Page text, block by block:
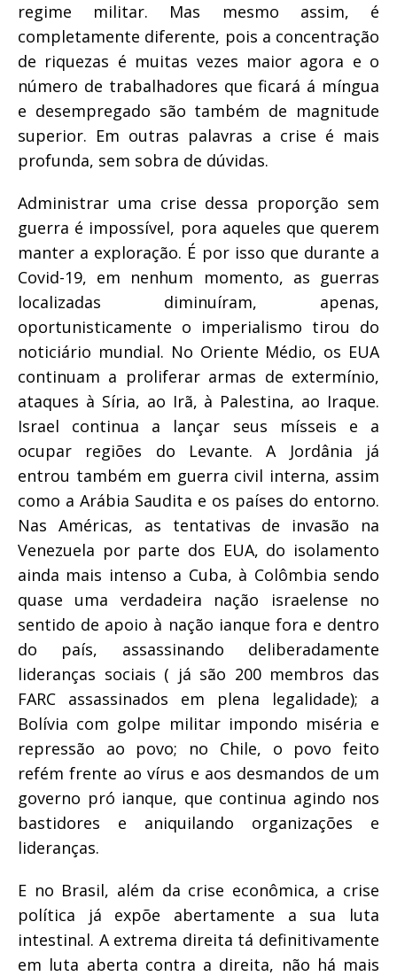
regime militar. Mas mesmo assim, é
completamente diferente, pois a concentração
de riquezas é muitas vezes maior agora e o
número de trabalhadores que ficará á míngua
e desempregado são também de magnitude
superior. Em outras palavras a crise é mais
profunda, sem sobra de dúvidas.
Administrar uma crise dessa proporção sem
guerra é impossível, pora aqueles que querem
manter a exploração. É por isso que durante a
Covid-19, em nenhum momento, as guerras
localizadas diminuíram, apenas,
oportunisticamente o imperialismo tirou do
noticiário mundial. No Oriente Médio, os EUA
continuam a proliferar armas de extermínio,
ataques à Síria, ao Irã, à Palestina, ao Iraque.
Israel continua a lançar seus mísseis e a
ocupar regiões do Levante. A Jordânia já
entrou também em guerra civil interna, assim
como a Arábia Saudita e os países do entorno.
Nas Américas, as tentativas de invasão na
Venezuela por parte dos EUA, do isolamento
ainda mais intenso a Cuba, à Colômbia sendo
quase uma verdadeira nação israelense no
sentido de apoio à nação ianque fora e dentro
do país, assassinando deliberadamente
lideranças sociais ( já são 200 membros das
FARC assassinados em plena legalidade); a
Bolívia com golpe militar impondo miséria e
repressão ao povo; no Chile, o povo feito
refém frente ao vírus e aos desmandos de um
governo pró ianque, que continua agindo nos
bastidores e aniquilando organizações e
lideranças.
E no Brasil, além da crise econômica, a crise
política já expõe abertamente a sua luta
intestinal. A extrema direita tá definitivamente
em luta aberta contra a direita, não há mais